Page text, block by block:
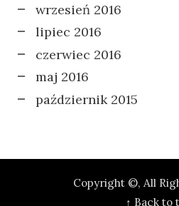
wrzesień 2016
lipiec 2016
czerwiec 2016
maj 2016
październik 2015
Copyright ©, All
↑ Back to